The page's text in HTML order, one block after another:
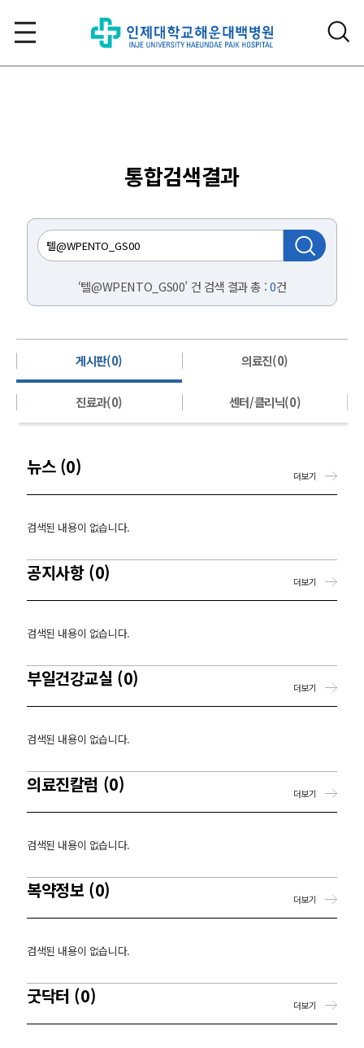
통합검색결과
‘텔@WPENTO_GS00’ 건 검색 결과 총 :0건
게시판(0) 의료진(0)
진료과(0) 센터/클리닉(0)
뉴스 (0)
검색된 내용이 없습니다.
더보기
공지사항 (0)
검색된 내용이 없습니다.
더보기
부일건강교실 (0)
검색된 내용이 없습니다.
더보기
의료진칼럼 (0)
검색된 내용이 없습니다.
더보기
복약정보 (0)
검색된 내용이 없습니다.
더보기
굿닥터 (0) 더보기